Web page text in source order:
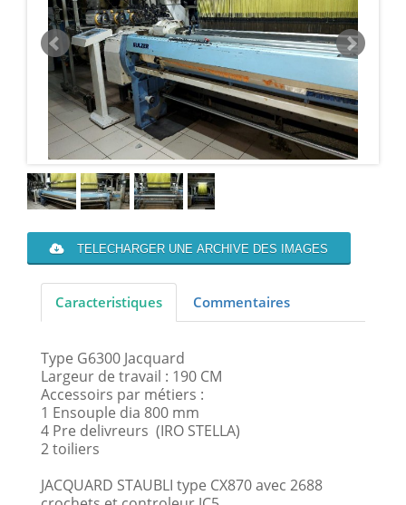
TELECHARGER UNE ARCHIVE DES IMAGES
Caracteristiques Commentaires
Type G6300 Jacquard
Largeur de travail : 190 CM
Accessoirs par métiers :
1 Ensouple dia 800 mm
4 Pre delivreurs (IRO STELLA)
2 toiliers
JACQUARD STAUBLI type CX870 avec 2688